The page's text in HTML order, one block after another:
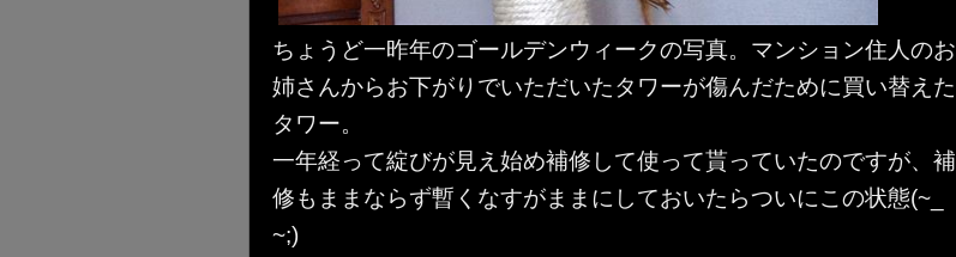
ちょうど一昨年のゴールデンウィークの写真。マンション住人のお
姉さんからお下がりでいただいたタワーが傷んだために買い替えた
タワー。
一年経って綻びが見え始め補修して使って貰っていたのですが、補
修もままならず暫くなすがままにしておいたらついにこの状態(~_
~;)